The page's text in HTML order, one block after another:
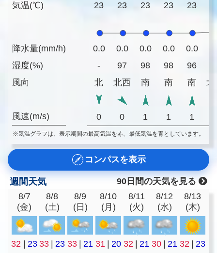
気温(℃)
降水量(mm/h)
湿度(%)
風向
風速(m/s)
23 23 23 23 23
0.0 0.0 0.0 0.0 0.0
-
97 98 98 96
北
北西 南 南 南 北
0 0 1 1 1
※気温グラフは、表示期間の最高気温を赤、最低気温を青としています。
コンパスを表示
週間天気
90日間の天気を見る
8/7
(金)
8/8
(土)
8/9
(日)
8/10
(月)
8/11
(火)
8/12
(水)
8/13
(木)
32 23 33 23 33 21 31 20 32 21 30 21 32
23